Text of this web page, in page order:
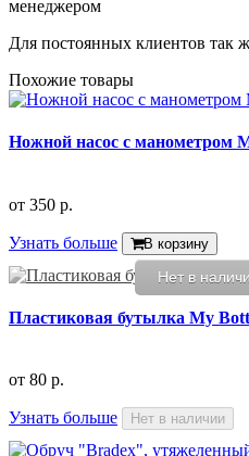
менеджером
Для постоянных клиентов так
Похожие товары
Ножной насос с манометром
от 350 р.
Узнать больше В корзину
Нет в
Пластиковая бутылка My
от 80 р.
Узнать больше Нет в наличии